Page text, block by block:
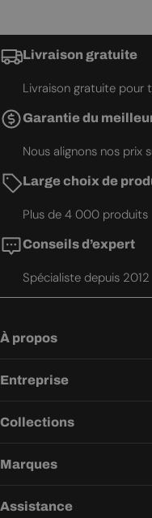
Livraison gratuite
Livraison gratuite pour
Garantie du
Nous alignons nos prix
Large choix de
Plus de 4 000 produits
Conseils d’expert
Spécialiste depuis 2012
À propos
Entreprise
Collections
Marques
Assistance